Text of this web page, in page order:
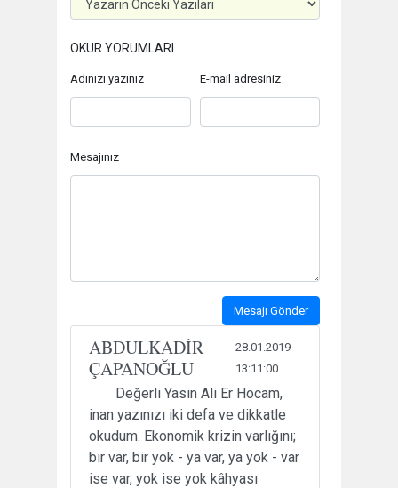
OKUR YORUMLARI
Adınızı yazınız E-mail adresiniz
Mesajınız
Mesajı Gönder
ABDULKADİR
ÇAPANOĞLU
28.01.2019
13:11:00
Değerli Yasin Ali Er Hocam,
inan yazınızı iki defa ve dikkatle
okudum. Ekonomik krizin varlığını;
bir var, bir yok - ya var, ya yok - var
ise var, yok ise yok kâhyası